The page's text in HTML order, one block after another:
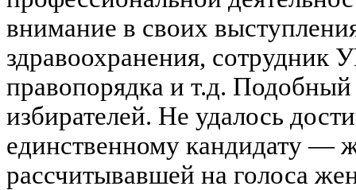
внимание в своих
здравоохранения,
правопорядка и т.д.
избирателей. Не удалось
единственному кандидату —
рассчитывавшей на голоса